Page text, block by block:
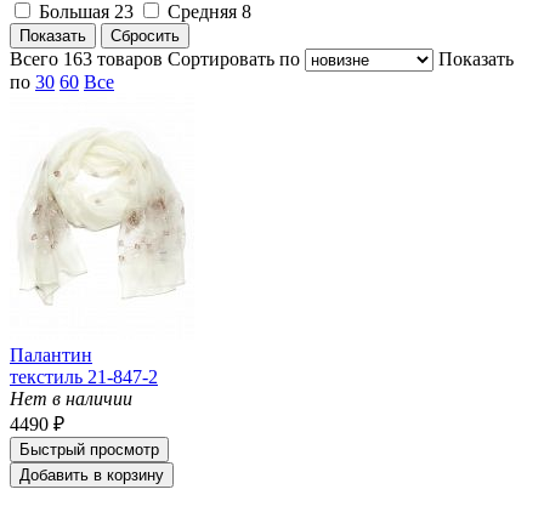
Большая 23 Средняя 8
Всего 163 товаров Cортировать по
Показать
по 30 60 Все
Палантин
текстиль 21-847-2
Нет в наличии
4490 ₽
Быстрый просмотр
Добавить в корзину